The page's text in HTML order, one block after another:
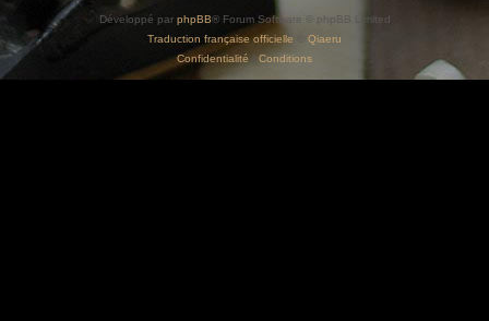
Développé par phpBB® Forum Software © phpBB Limited
Traduction française officielle
Qiaeru
Confidentialité | Conditions